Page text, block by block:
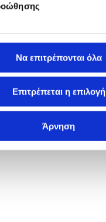
Να επιτρέπονται όλα
Επιτρέπεται η επιλογή
Άρνηση